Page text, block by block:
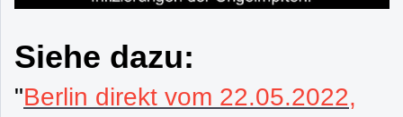
Siehe dazu:
"Berlin direkt vom 22.05.2022,